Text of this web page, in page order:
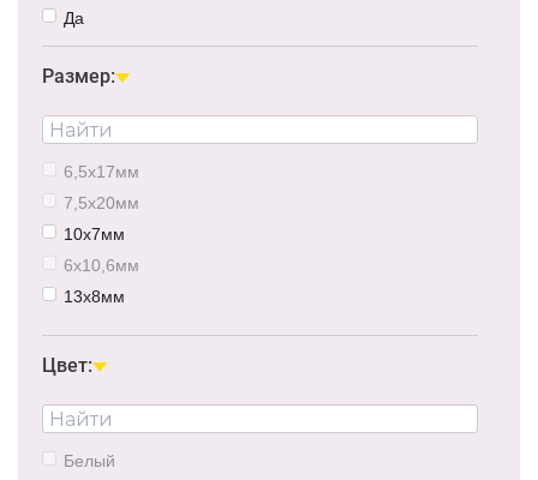
Да
Размер:
6,5x17мм
7,5x20мм
10х7мм
6х10,6мм
13х8мм
6,5х15мм
Цвет:
Белый